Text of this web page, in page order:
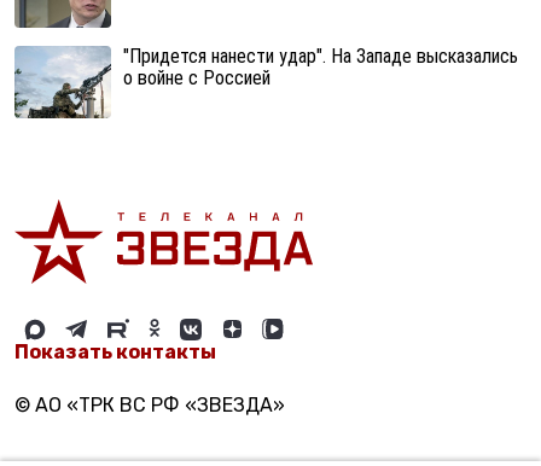
"Придется нанести удар". На Западе высказались
о войне с Россией
Показать контакты
© АО «ТРК ВС РФ «ЗВЕЗДА»